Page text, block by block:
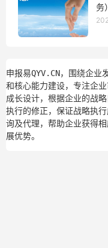
务）
申报易QYV.CN，围绕企业
和核心能力建设，专注企
成长设计，根据企业的战
执行的修正，保证战略执
询及代理，帮助企业获得
展优势。